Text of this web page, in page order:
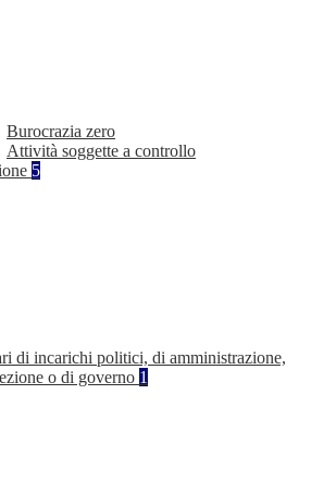
Burocrazia zero
Attività soggette a controllo
5
di incarichi politici, di amministrazione,
o di governo 1